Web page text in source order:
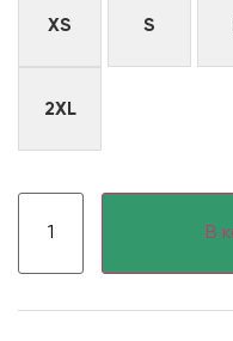
XS S
2XL
В